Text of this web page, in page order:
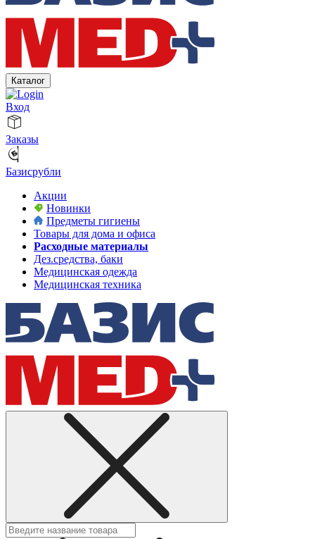
Каталог
Вход
Заказы
Базисрубли
Акции
Новинки
Предметы гигиены
Товары для дома и офиса
Расходные материалы
Дез.средства, баки
Медицинская одежда
Медицинская техника